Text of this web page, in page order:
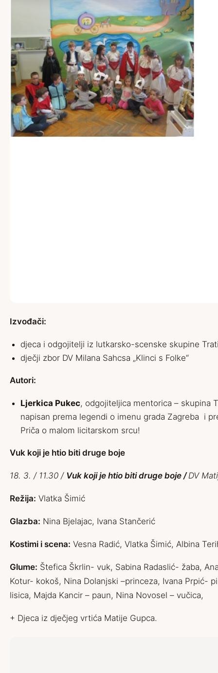
Izvođači:
djeca i odgojitelji iz lutkarsko-scenske skupine
dječji zbor DV Milana Sahcsa „Klinci s Folke“
Autori:
Ljerkica Pukec, odgojiteljica mentorica – skupina
napisan prema legendi o imenu grada Zagreba i
Priča o malom licitarskom srcu!
Vuk koji je htio biti druge boje
18. 3. / 11.30 / Vuk koji je htio biti druge boje /DV
Režija: Vlatka Šimić
Glazba: Nina Bjelajac, Ivana Stančerić
Kostimi i scena: Vesna Radić, Vlatka Šimić, Albina
Glume: Štefica Škrlin- vuk, Sabina Radaslić- žaba,
Kotur- kokoš, Nina Dolanjski –princeza, Ivana Prpić-
lisica, Majda Kancir – paun, Nina Novosel – vučica,
+ Djeca iz dječjeg vrtića Matije Gupca.